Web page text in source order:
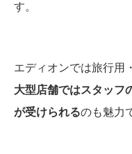
す。
エディオンでは旅行用
大型店舗ではスタッフ
が受けられるのも魅力